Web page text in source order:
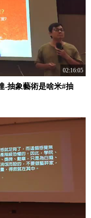
02:16:05
-抽象藝術是啥米#抽